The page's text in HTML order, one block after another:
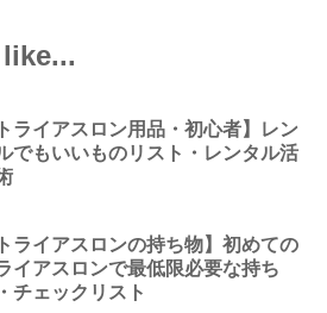
ライアスロン用品・初心者】レン
でもいいものリスト・レンタル活
ライアスロンの持ち物】初めての
イアスロンで最低限必要な持ち
チェックリスト